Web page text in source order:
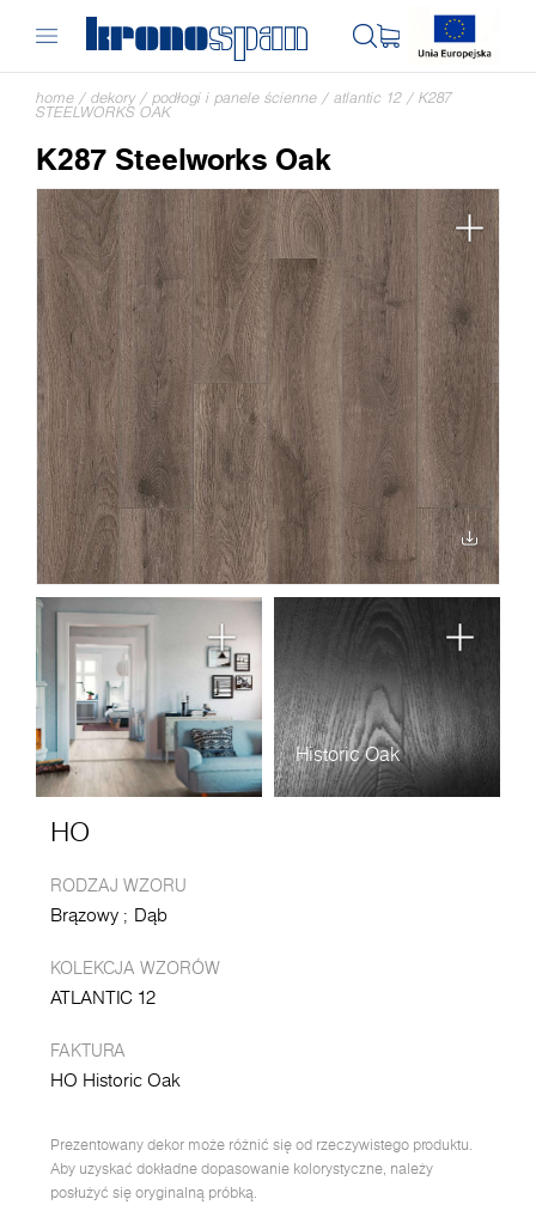
home / dekory / podłogi i panele ścienne / atlantic 12 / K287
STEELWORKS OAK
K287 Steelworks Oak
Historic Oak
HO
RODZAJ WZORU
Brązowy Dąb
KOLEKCJA WZORÓW
ATLANTIC 12
FAKTURA
HO Historic Oak
Prezentowany dekor może różnić się od rzeczywistego produktu.
Aby uzyskać dokładne dopasowanie kolorystyczne, należy
posłużyć się oryginalną próbką.